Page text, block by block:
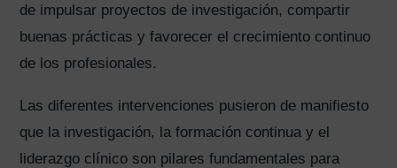
de impulsar proyectos de investigación, compartir
buenas prácticas y favorecer el crecimiento continuo
de los profesionales.
Las diferentes intervenciones pusieron de manifiesto
que la investigación, la formación continua y el
liderazgo clínico son pilares fundamentales para